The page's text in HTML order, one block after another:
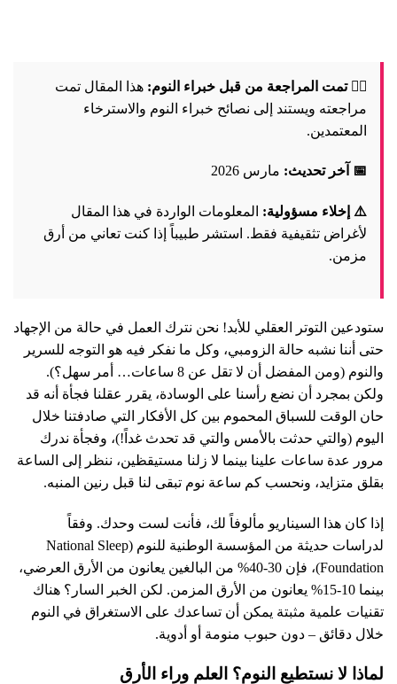
🧘‍♀️ تمت المراجعة من قبل خبراء النوم: هذا المقال تمت
مراجعته ويستند إلى نصائح خبراء النوم والاسترخاء
المعتمدين.
📅 آخر تحديث: مارس 2026
⚠️ إخلاء مسؤولية: المعلومات الواردة في هذا المقال
لأغراض تثقيفية فقط. استشر طبيباً إذا كنت تعاني من أرق
مزمن.
ستودعين التوتر العقلي للأبد! نحن نترك العمل في حالة من الإجهاد
حتى أننا نشبه حالة الزومبي، وكل ما نفكر فيه هو التوجه للسرير
والنوم (ومن المفضل أن لا تقل عن 8 ساعات… أمر سهل؟).
ولكن بمجرد أن نضع رأسنا على الوسادة، يقرر عقلنا فجأة أنه قد
حان الوقت للسباق المحموم بين كل الأفكار التي صادفتنا خلال
اليوم (والتي حدثت بالأمس والتي قد تحدث غداً!)، وفجأة ندرك
مرور عدة ساعات علينا بينما لا زلنا مستيقظين، ننظر إلى الساعة
بقلق متزايد، ونحسب كم ساعة نوم تبقى لنا قبل رنين المنبه.
إذا كان هذا السيناريو مألوفاً لك، فأنت لست وحدك. وفقاً
لدراسات حديثة من المؤسسة الوطنية للنوم (National Sleep
Foundation)، فإن 30-40% من البالغين يعانون من الأرق العرضي،
بينما 10-15% يعانون من الأرق المزمن. لكن الخبر السار؟ هناك
تقنيات علمية مثبتة يمكن أن تساعدك على الاستغراق في النوم
خلال دقائق – دون حبوب منومة أو أدوية.
لماذا لا نستطيع النوم؟ العلم وراء الأرق